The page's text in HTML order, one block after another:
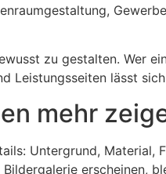
zu gestalten. Wer
Leistungsseiten lässt
mehr
Untergrund,
Bildergalerie